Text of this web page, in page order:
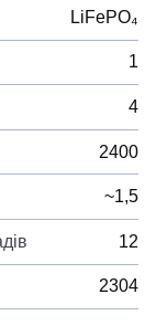
LiFePO₄
1
4
2400
~1,5
12
2304